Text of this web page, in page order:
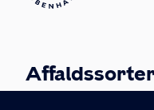
borgere